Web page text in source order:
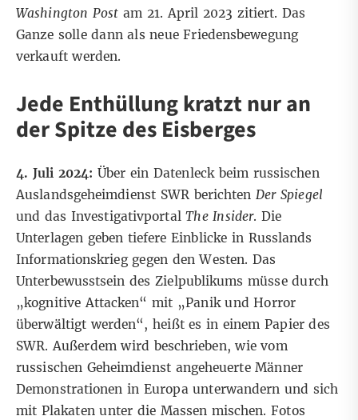
Washington Post am 21. April 2023 zitiert. Das
Ganze solle dann als neue Friedensbewegung
verkauft werden.
Jede Enthüllung kratzt nur an
der Spitze des Eisberges
4. Juli 2024: Über ein Datenleck beim russischen
Auslandsgeheimdienst SWR berichtenDer Spiegel
und das InvestigativportalThe Insider. Die
Unterlagen geben tiefere Einblicke in Russlands
Informationskrieg gegen den Westen. Das
Unterbewusstsein des Zielpublikums müsse durch
„kognitive Attacken“ mit „Panik und Horror
überwältigt werden“, heißt es in einem Papier des
SWR. Außerdem wird beschrieben, wie vom
russischen Geheimdienst angeheuerte Männer
Demonstrationen in Europa unterwandern und sich
mit Plakaten unter die Massen mischen. Fotos